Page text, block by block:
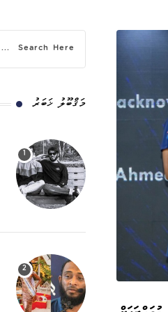
މަޤްބޫލު ޚަބަރު